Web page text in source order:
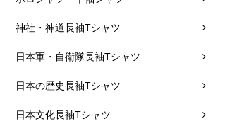
神社・神道長袖Tシャツ
日本軍・自衛隊長袖Tシャツ
日本の歴史長袖Tシャツ
日本文化長袖Tシャツ